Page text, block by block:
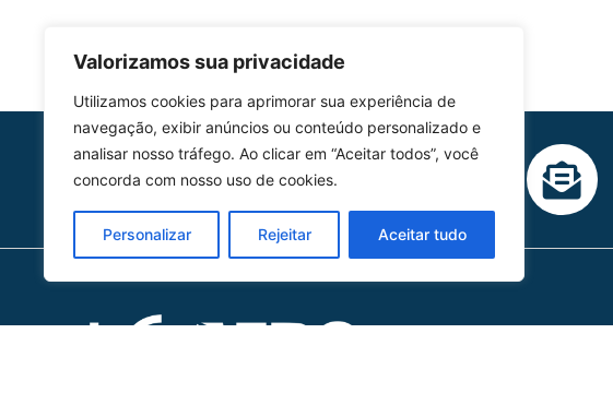
Valorizamos sua privacidade
Utilizamos cookies para aprimorar sua experiência de
navegação, exibir anúncios ou conteúdo personalizado e
analisar nosso tráfego. Ao clicar em “Aceitar todos”, você
concorda com nosso uso de cookies.
Personalizar Rejeitar Aceitar tudo
HOMOLGAÇÃO
COM 2109-02/ANAC